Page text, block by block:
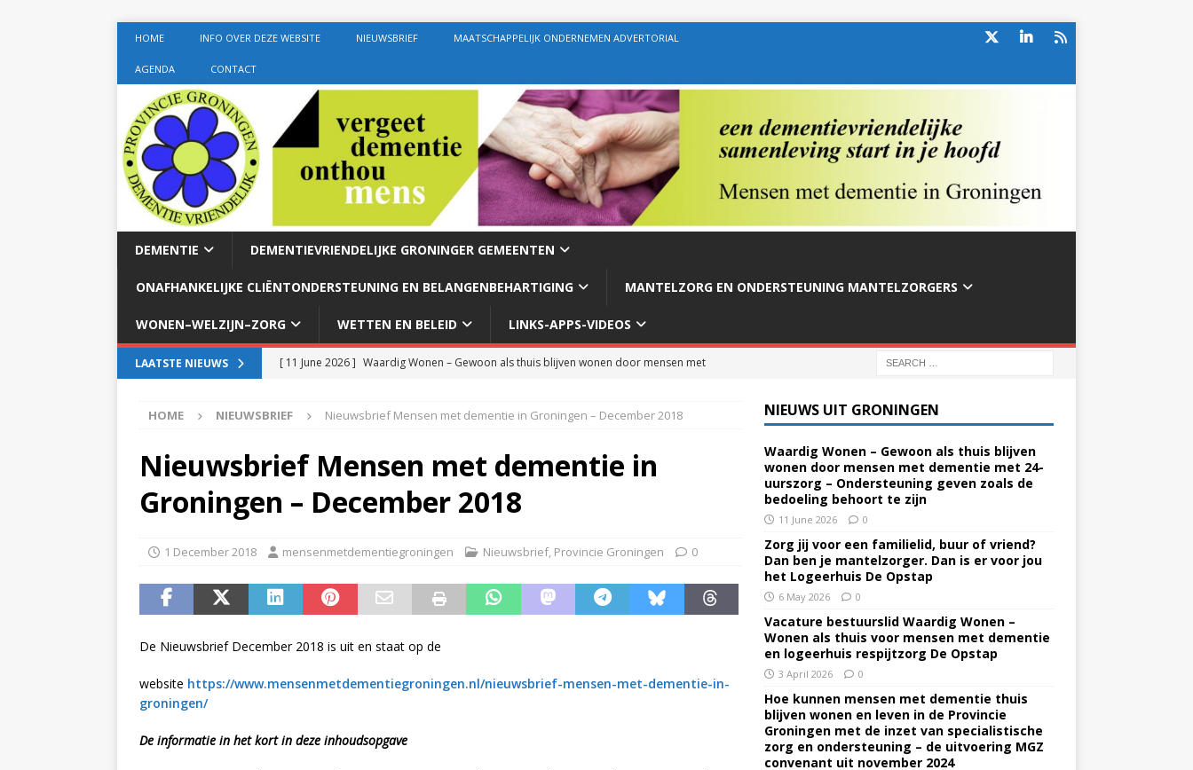
HOME INFO OVER DEZE WEBSITE NIEUWSBRIEF MAATSCHAPPELIJK ONDERNEMEN ADVERTORIAL
AGENDA CONTACT
DEMENTIE DEMENTIEVRIENDELIJKE GRONINGER GEMEENTEN
ONAFHANKELIJKE CLIËNTONDERSTEUNING EN BELANGENBEHARTIGING MANTELZORG EN ONDERSTEUNING MANTELZORGERS
WONEN–WELZIJN–ZORG WETTEN EN BELEID LINKS-APPS-VIDEOS
LAATSTE NIEUWS [ 11 June 2026 ] Waardig Wonen – Gewoon als thuis blijven wonen door mensen met
APPINGEDAM
[ 6 May 2026 ]
Zorg jij voor een familielid, buur of vriend? Dan ben je mantelzorger. Dan
[ 3 May 2026 ] Nieuwsbrief Mei 2026 – Mensen met dementie in Groningen
ALGEMEEN NIEUWS
HOME NIEUWSBRIEF Nieuwsbrief Mensen met dementie in Groningen – December 2018
Nieuwsbrief Mensen met dementie in
Groningen – December 2018
1 December 2018 mensenmetdementiegroningen Nieuwsbrief, Provincie Groningen 0
De Nieuwsbrief December 2018 is uit en staat op de
website https://www.mensenmetdementiegroningen.nl/nieuwsbrief-mensen-met-dementie-in-
groningen/
De informatie in het kort in deze inhoudsopgave
NIEUWS UIT GRONINGEN
Waardig Wonen – Gewoon als thuis blijven
wonen door mensen met dementie met 24-
uurszorg – Ondersteuning geven zoals de
bedoeling behoort te zijn
11 June 2026 0
Zorg jij voor een familielid, buur of vriend?
Dan ben je mantelzorger. Dan is er voor jou
het Logeerhuis De Opstap
6 May 2026 0
Vacature bestuurslid Waardig Wonen –
Wonen als thuis voor mensen met dementie
en logeerhuis respijtzorg De Opstap
3 April 2026 0
Hoe kunnen mensen met dementie thuis
blijven wonen en leven in de Provincie
Groningen met de inzet van specialistische
zorg en ondersteuning – de uitvoering MGZ
convenant uit november 2024